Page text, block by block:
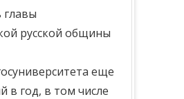
главы
русской общины
еще
в год, в том числе